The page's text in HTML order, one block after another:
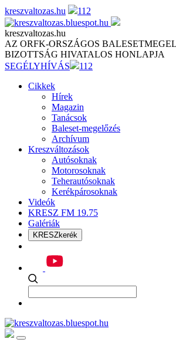
Skip
to
content
kreszvaltozas.hu 112
kreszvaltozas.hu
AZ ORFK-ORSZÁGOS
BIZOTTSÁG HIVATALOS HONLAPJA
SEGÉLYHÍVÁS
112
Cikkek
Hírek
Magazin
Tanácsok
Baleset-megelőzés
Archívum
Kreszváltozások
Autósoknak
Motorosoknak
Teherautósoknak
Kerékpárosoknak
Videók
KRESZ FM 19.75
Galériák
KRESZkerék